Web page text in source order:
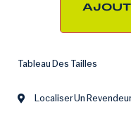
Tableau Des Tailles
Localiser Un Revendeur